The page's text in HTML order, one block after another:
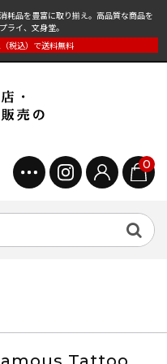
耗品を豊富に取り揃え。高品質な商品を
ライ、文身堂。
税込）で送料無料
0